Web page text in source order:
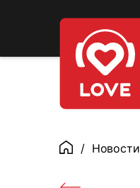
ГлавнаяНовости